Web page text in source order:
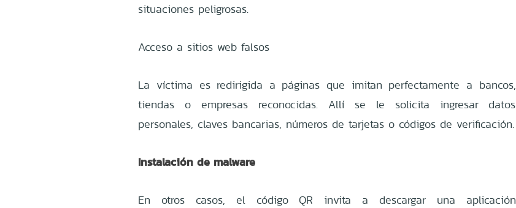
situaciones peligrosas.
Acceso a sitios web falsos
La víctima es redirigida a páginas que imitan perfectamente a bancos,
tiendas o empresas reconocidas. Allí se le solicita ingresar datos
personales, claves bancarias, números de tarjetas o códigos de verificación.
Instalación de malware
En otros casos, el código QR invita a descargar una aplicación